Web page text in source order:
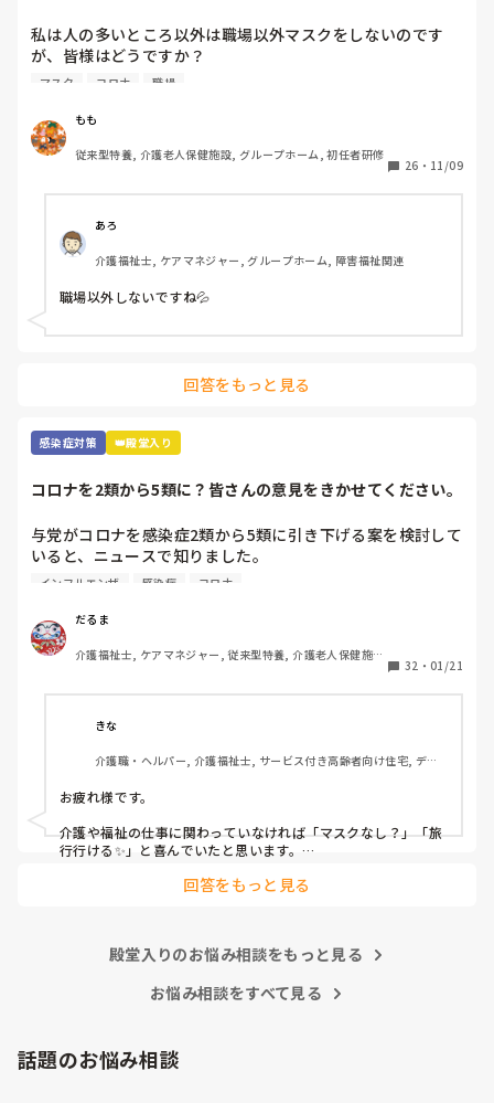
私は人の多いところ以外は職場以外マスクをしないのです
が、皆様はどうですか？
職場が近いと人の目も気になるところですが、マスクの息苦
たいんですよね、、
マスク コロナ 職場
もも
従来型特養, 介護老人保健施設, グループホーム, 初任者研修
26 ・ 11/09
あろ
介護福祉士, ケアマネジャー, グループホーム, 障害福祉関連
職場以外しないですね💦
回答をもっと見る
感染症対策 👑殿堂入り
コロナを2類から5類に？皆さんの意見をきかせてください。
与党がコロナを感染症2類から5類に引き下げる案を検討して
いると、ニュースで知りました。
季節性インフルエンザと同じ扱いになるということですが、
季節を問わず流行しますし、罹患しても治療薬がないので、
今よりも感染対策が緩和されるかもしれないことに不安しか
ありません。
インフルエンザ 感染症 コロナ
だるま
介護福祉士, ケアマネジャー, 従来型特養, 介護老人保健施
32 ・ 01/21
きな
介護職・ヘルパー, 介護福祉士, サービス付き高齢者向け住宅, デイ
お疲れ様です。
介護や福祉の仕事に関わっていなければ「マスクなし？」「旅
行行ける✨」と喜んでいたと思います。
しかし、介護職でクラスターや命を落とされる方を目の当たり
インフルエンザと同等？
していただきたいですね…💦
回答をもっと見る
殿堂入りのお悩み相談をもっと見る
お悩み相談をすべて見る
話題のお悩み相談